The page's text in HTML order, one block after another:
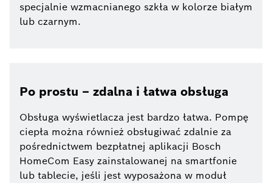
specjalnie wzmacnianego szkła w kolorze białym
lub czarnym.
Po prostu – zdalna i łatwa obsługa
Obsługa wyświetlacza jest bardzo łatwa. Pompę
ciepła można również obsługiwać zdalnie za
pośrednictwem bezpłatnej aplikacji Bosch
HomeCom Easy zainstalowanej na smartfonie
lub tablecie, jeśli jest wyposażona w moduł